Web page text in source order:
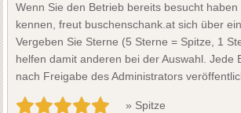
Wenn Sie den Betrieb bereits besucht
kennen, freut buschenschank.at sich über
Vergeben Sie Sterne (5 Sterne = Spitze, 1
helfen damit anderen bei der Auswahl. Jede
nach Freigabe des Administrators
» Spitze